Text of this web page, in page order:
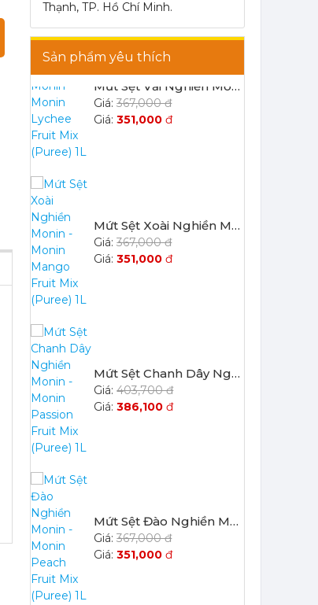
Thạnh, TP. Hồ Chí Minh.
Sản phẩm yêu thích
Mứt Sệt Vải Nghiền Monin - Monin Lychee Fruit Mix (Puree) 1L
367,000 đ
351,000 đ
Mứt Sệt Xoài Nghiền Monin - Monin Mango Fruit Mix (Puree) 1L
367,000 đ
351,000 đ
Mứt Sệt Chanh Dây Nghiền Monin - Monin Passion Fruit Mix (Puree) 1L
403,700 đ
386,100 đ
Mứt Sệt Đào Nghiền Monin - Monin Peach Fruit Mix (Puree) 1L
367,000 đ
351,000 đ